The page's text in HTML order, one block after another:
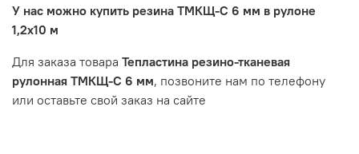
У нас можно купить резина ТМКЩ-С 6 мм в рулоне
1,2х10 м
Для заказа товара Тепластина резино-тканевая
рулонная ТМКЩ-С 6 мм, позвоните нам по телефону
или оставьте свой заказ на сайте